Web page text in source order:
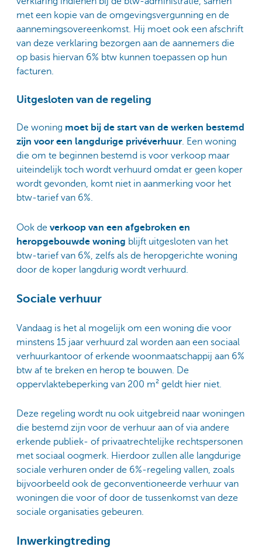
met een kopie van de omgevingsvergunning en de
aannemingsovereenkomst. Hij moet ook een afschrift
van deze verklaring bezorgen aan de aannemers die
op basis hiervan 6% btw kunnen toepassen op hun
facturen.
Uitgesloten van de regeling
De woning moet bij de start van de werken bestemd
zijn voor een langdurige privéverhuur. Een woning
die om te beginnen bestemd is voor verkoop maar
uiteindelijk toch wordt verhuurd omdat er geen koper
wordt gevonden, komt niet in aanmerking voor het
btw-tarief van 6%.
Ook de verkoop van een afgebroken en
heropgebouwde woning blijft uitgesloten van het
btw-tarief van 6%, zelfs als de heropgerichte woning
door de koper langdurig wordt verhuurd.
Sociale verhuur
Vandaag is het al mogelijk om een woning die voor
minstens 15 jaar verhuurd zal worden aan een sociaal
verhuurkantoor of erkende woonmaatschappij aan 6%
btw af te breken en herop te bouwen. De
oppervlaktebeperking van 200 m² geldt hier niet.
Deze regeling wordt nu ook uitgebreid naar woningen
die bestemd zijn voor de verhuur aan of via andere
erkende publiek- of privaatrechtelijke rechtspersonen
met sociaal oogmerk. Hierdoor zullen alle langdurige
sociale verhuren onder de 6%-regeling vallen, zoals
bijvoorbeeld ook de geconventioneerde verhuur van
woningen die voor of door de tussenkomst van deze
sociale organisaties gebeuren.
Inwerkingtreding